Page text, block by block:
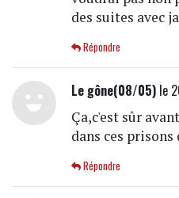
des suites avec
Répondre
Le gône(08/05)le
Ça,c'est sûr
dans ces prisons
Répondre